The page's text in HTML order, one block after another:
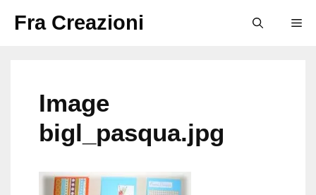
Fra Creazioni
Image
bigl_pasqua.jpg